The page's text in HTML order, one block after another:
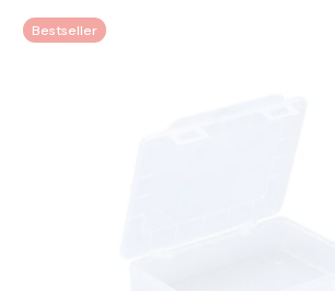
Bestseller